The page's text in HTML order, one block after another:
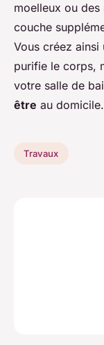
moelleux ou
couche
Vous créez ainsi
purifie le corps,
votre salle de
être au domicile.
Travaux